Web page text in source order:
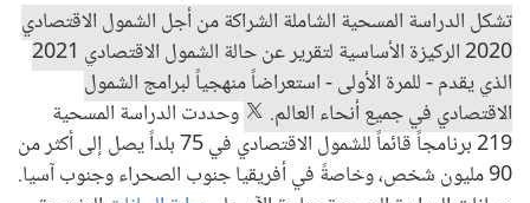
تشكل الدراسة المسحية الشاملة الشراكة من أجل الشمول الاقتصادي
2020 الركيزة الأساسية لتقرير عن حالة الشمول الاقتصادي 2021
الذي يقدم - للمرة الأولى - استعراضاً منهجياً لبرامج الشمول
الاقتصادي في جميع أنحاء العالم.
وحددت الدراسة المسحية
219 برنامجاً قائماً للشمول الاقتصادي في 75 بلداً يصل إلى أكثر من
90 مليون شخص، وخاصةً في أفريقيا جنوب الصحراء وجنوب آسيا.